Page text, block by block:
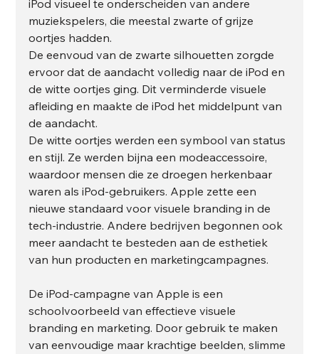
iPod visueel te onderscheiden van andere
muziekspelers, die meestal zwarte of grijze
oortjes hadden.
De eenvoud van de zwarte silhouetten zorgde
ervoor dat de aandacht volledig naar de iPod en
de witte oortjes ging. Dit verminderde visuele
afleiding en maakte de iPod het middelpunt van
de aandacht.
De witte oortjes werden een symbool van status
en stijl. Ze werden bijna een modeaccessoire,
waardoor mensen die ze droegen herkenbaar
waren als iPod-gebruikers. Apple zette een
nieuwe standaard voor visuele branding in de
tech-industrie. Andere bedrijven begonnen ook
meer aandacht te besteden aan de esthetiek
van hun producten en marketingcampagnes.
De iPod-campagne van Apple is een
schoolvoorbeeld van effectieve visuele
branding en marketing. Door gebruik te maken
van eenvoudige maar krachtige beelden, slimme